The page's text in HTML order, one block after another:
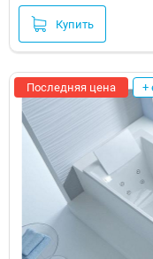
Купить
Последняя цена +